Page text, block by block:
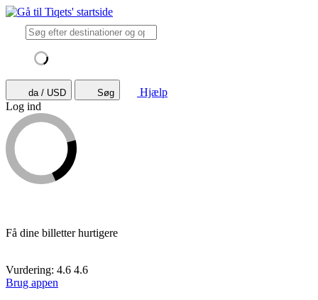
da / USD Søg
Hjælp
Log ind
Få dine billetter hurtigere
Vurdering: 4.6 4.6
Brug appen